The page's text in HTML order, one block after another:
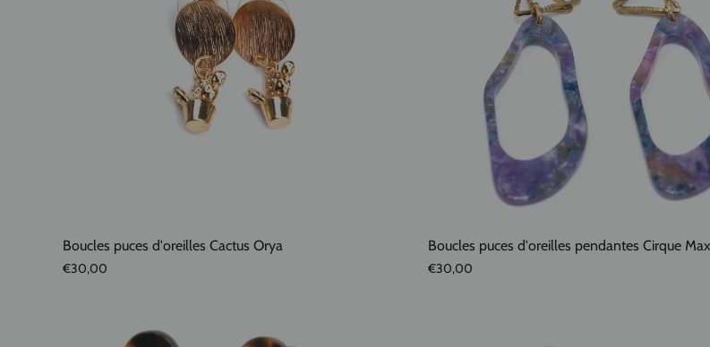
Boucles puces d'oreilles Cactus Orya
€30,00
Boucles puces d'oreilles pendantes Cirque
€30,00